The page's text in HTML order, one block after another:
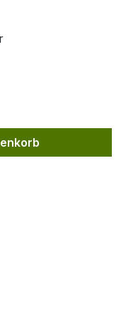
Wert